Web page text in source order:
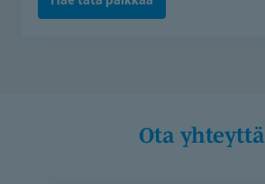
kuntoutus
Ota yhteyttä